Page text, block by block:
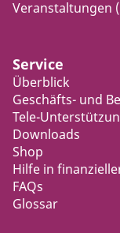
Veranstaltungen
Service
Überblick
Geschäfts- und
Tele-
Downloads
Shop
Hilfe in
FAQs
Glossar